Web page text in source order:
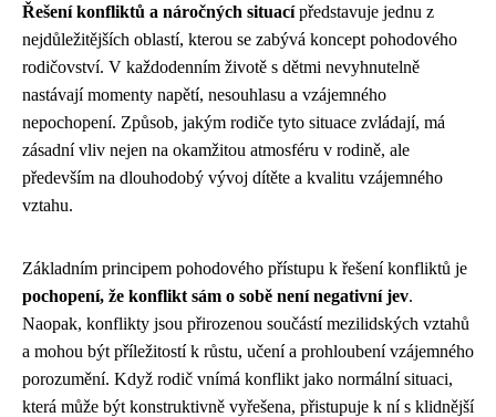
Řešení konfliktů a náročných situacípředstavuje jednu z
nejdůležitějších oblastí, kterou se zabývá koncept pohodového
rodičovství. V každodenním životě s dětmi nevyhnutelně
nastávají momenty napětí, nesouhlasu a vzájemného
nepochopení. Způsob, jakým rodiče tyto situace zvládají, má
zásadní vliv nejen na okamžitou atmosféru v rodině, ale
především na dlouhodobý vývoj dítěte a kvalitu vzájemného
vztahu.
Základním principem pohodového přístupu k řešení konfliktů je
pochopení, že konflikt sám o sobě není negativní jev.
Naopak, konflikty jsou přirozenou součástí mezilidských vztahů
a mohou být příležitostí k růstu, učení a prohloubení vzájemného
porozumění. Když rodič vnímá konflikt jako normální situaci,
která může být konstruktivně vyřešena, přistupuje k ní s klidnější